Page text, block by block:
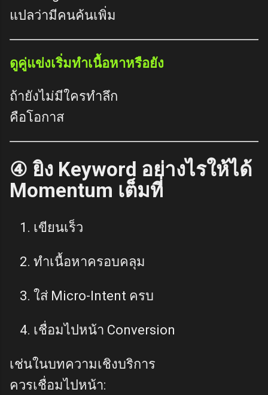
แปลว่ามีคนค้นเพิ่ม
ดูคู่แข่งเริ่มทำเนื้อหาหรือยัง
ถ้ายังไม่มีใครทำลึก
คือโอกาส
④ ยิง Keyword อย่างไรให้ได้
Momentum เต็มที่
เขียนเร็ว
ทำเนื้อหาครอบคลุม
ใส่ Micro-Intent ครบ
เชื่อมไปหน้า Conversion
เช่นในบทความเชิงบริการ
ควรเชื่อมไปหน้า: